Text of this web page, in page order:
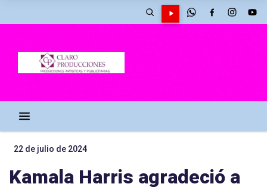
22 de julio de 2024
Kamala Harris agradeció a